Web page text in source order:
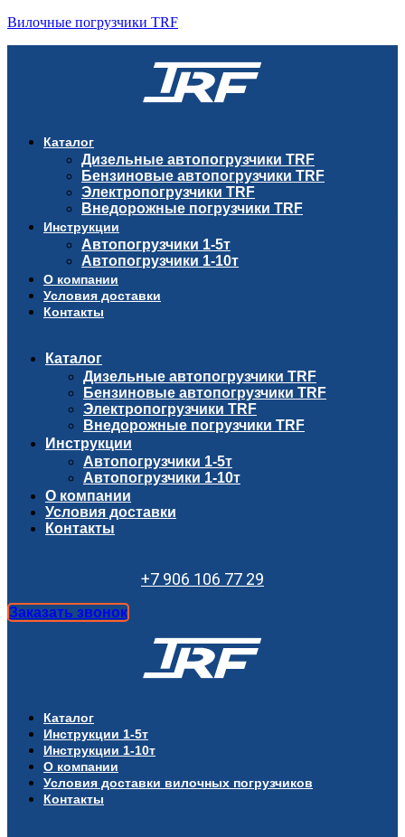
Вилочные погрузчики TRF
Каталог
Дизельные автопогрузчики TRF
Бензиновые автопогрузчики TRF
Электропогрузчики TRF
Внедорожные погрузчики TRF
Инструкции
Автопогрузчики 1-5т
Автопогрузчики 1-10т
О компании
Условия доставки
Контакты
Каталог
Дизельные автопогрузчики TRF
Бензиновые автопогрузчики TRF
Электропогрузчики TRF
Внедорожные погрузчики TRF
Инструкции
Автопогрузчики 1-5т
Автопогрузчики 1-10т
О компании
Условия доставки
Контакты
+7 906 106 77 29
Заказать звонок
Каталог
Инструкции 1-5т
Инструкции 1-10т
О компании
Условия доставки вилочных погрузчиков
Контакты